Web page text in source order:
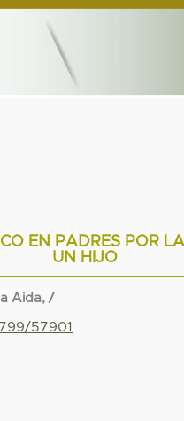
EN PADRES POR
UN HIJO
Aida, /
57901